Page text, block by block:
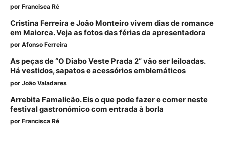
por Francisca Ré
Cristina Ferreira e João Monteiro vivem dias de romance
em Maiorca. Veja as fotos das férias da apresentadora
por Afonso Ferreira
As peças de “O Diabo Veste Prada 2” vão ser leiloadas.
Há vestidos, sapatos e acessórios emblemáticos
por João Valadares
Arrebita Famalicão. Eis o que pode fazer e comer neste
festival gastronómico com entrada à borla
por Francisca Ré